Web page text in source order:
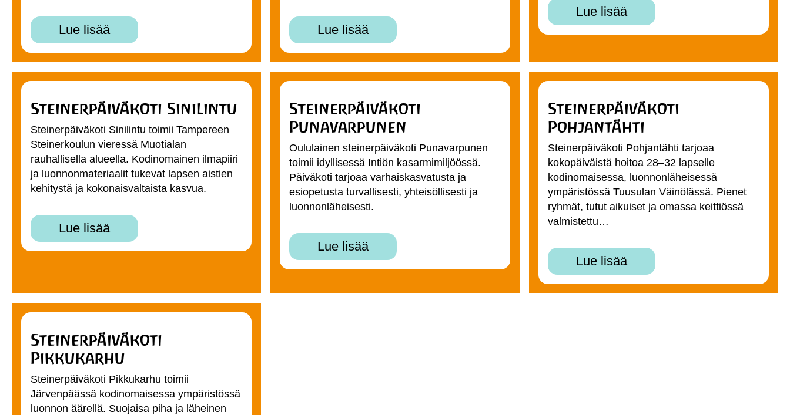
Lue lisää Lue lisää
Lue lisää
Steinerpäiväkoti Sinilintu
Steinerpäiväkoti Sinilintu toimii Tampereen
Steinerkoulun vieressä Muotialan
rauhallisella alueella. Kodinomainen ilmapiiri
ja luonnonmateriaalit tukevat lapsen aistien
kehitystä ja kokonaisvaltaista kasvua.
Lue lisää
Steinerpäiväkoti
Punavarpunen
Oululainen steinerpäiväkoti Punavarpunen
toimii idyllisessä Intiön kasarmimiljöössä.
Päiväkoti tarjoaa varhaiskasvatusta ja
esiopetusta turvallisesti, yhteisöllisesti ja
luonnonläheisesti.
Lue lisää
Steinerpäiväkoti
Pohjantähti
Steinerpäiväkoti Pohjantähti tarjoaa
kokopäiväistä hoitoa 28–32 lapselle
kodinomaisessa, luonnonläheisessä
ympäristössä Tuusulan Väinölässä. Pienet
ryhmät, tutut aikuiset ja omassa keittiössä
valmistettu…
Lue lisää
Steinerpäiväkoti
Pikkukarhu
Steinerpäiväkoti Pikkukarhu toimii
Järvenpäässä kodinomaisessa ympäristössä
luonnon äärellä. Suojaisa piha ja läheinen